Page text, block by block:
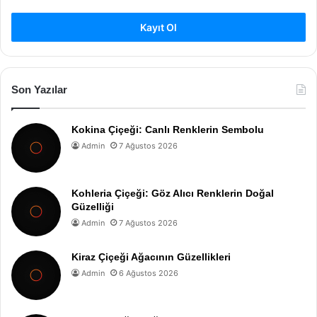
Kayıt Ol
Son Yazılar
Kokina Çiçeği: Canlı Renklerin Sembolu
Admin 7 Ağustos 2026
Kohleria Çiçeği: Göz Alıcı Renklerin Doğal
Güzelliği
Admin 7 Ağustos 2026
Kiraz Çiçeği Ağacının Güzellikleri
Admin 6 Ağustos 2026